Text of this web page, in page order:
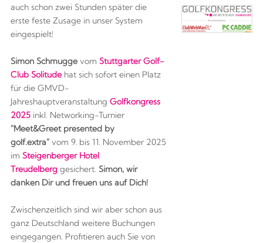
auch schon zwei Stunden später die
erste feste Zusage in unser System
eingespielt!
Simon Schmuggevom Stuttgarter Golf-
Club Solitudehat sich sofort einen Platz
für die GMVD-
Jahreshauptveranstaltung Golfkongress
2025 inkl. Networking-Turnier
"Meet&Greet presented by
golf.extra" vom 9. bis 11. November 2025
im Steigenberger Hotel
Treudelberggesichert. Simon, wir
danken Dir und freuen uns auf Dich!
Zwischenzeitlich sind wir aber schon aus
ganz Deutschland weitere Buchungen
eingegangen. Profitieren auch Sie von